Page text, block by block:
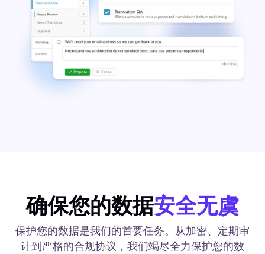
确保您的数据安全无虞
保护您的数据是我们的首要任务。从加密、定期审
计到严格的合规协议，我们竭尽全力保护您的数